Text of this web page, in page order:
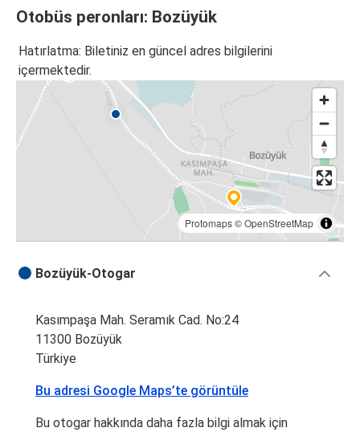
Otobüs peronları: Bozüyük
Hatırlatma: Biletiniz en güncel adres bilgilerini
içermektedir.
Protomaps©OpenStreetMap
Bozüyük-Otogar
Kasımpaşa Mah. Seramık Cad. No:24
11300 Bozüyük
Türkiye
Bu adresi Google Maps’te görüntüle
Bu otogar hakkında daha fazla bilgi almak için